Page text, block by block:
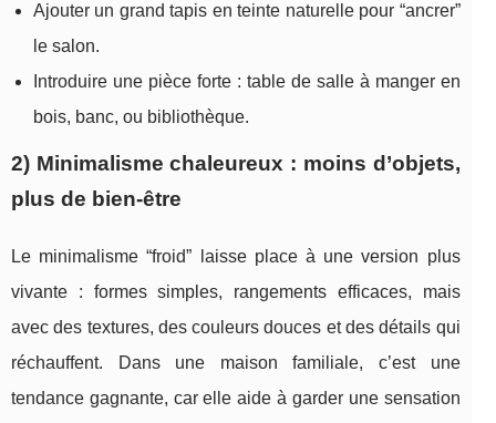
Ajouter un grand tapis en teinte naturelle pour “ancrer”
le salon.
Introduire une pièce forte : table de salle à manger en
bois, banc, ou bibliothèque.
2) Minimalisme chaleureux : moins d’objets,
plus de bien-être
Le minimalisme “froid” laisse place à une version plus
vivante : formes simples, rangements efficaces, mais
avec des textures, des couleurs douces et des détails qui
réchauffent. Dans une maison familiale, c’est une
tendance gagnante, car elle aide à garder une sensation